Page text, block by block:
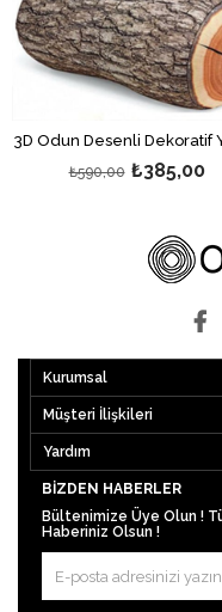
3D Odun Desenli Dekoratif
₺385,00
₺590,00
Kurumsal
Müşteri İlişkileri
Yardım
BIZDEN HABERLER
Bültenimize Üye Olun !
Haberiniz Olsun !